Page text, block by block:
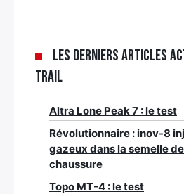
Les derniers articles
trail
Altra Lone Peak 7 : le test
Révolutionnaire : inov-8
gazeux dans la semelle
chaussure
Topo MT-4 : le test